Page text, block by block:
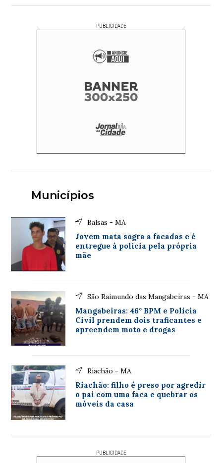
PUBLICIDADE
Municípios
Balsas - MA
Jovem mata sogra a facadas e é
entregue à polícia pela própria
mãe
São Raimundo das Mangabeiras - MA
Mangabeiras: 46º BPM e Policia
Civil prendem dois traficantes e
apreendem moto e drogas
Riachão - MA
Riachão: filho é preso por agredir
o pai com uma faca e quebrar os
móveis da casa
PUBLICIDADE